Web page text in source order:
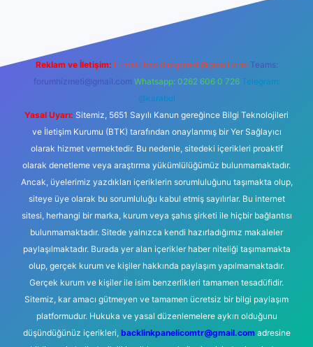
Reklam ve İletişim: E-mail: backlinkpaneli@gmail.com Teams:
forumhizmeti@gmail.com Whatsapp: 0262 606 0 726 Telegram:
@karabul
Yasal Uyarı: Sitemiz, 5651 Sayılı Kanun gereğince Bilgi Teknolojileri
ve İletişim Kurumu (BTK) tarafından onaylanmış bir Yer Sağlayıcı
olarak hizmet vermektedir. Bu nedenle, sitedeki içerikleri proaktif
olarak denetleme veya araştırma yükümlülüğümüz bulunmamaktadır.
Ancak, üyelerimiz yazdıkları içeriklerin sorumluluğunu taşımakta olup,
siteye üye olarak bu sorumluluğu kabul etmiş sayılırlar. Bu internet
sitesi, herhangi bir marka, kurum veya şahıs şirketi ile hiçbir bağlantısı
bulunmamaktadır. Sitede yalnızca kendi hazırladığımız makaleler
paylaşılmaktadır. Burada yer alan içerikler haber niteliği taşımamakta
olup, gerçek kurum ve kişiler hakkında paylaşım yapılmamaktadır.
Gerçek kurum ve kişiler ile isim benzerlikleri tamamen tesadüfidir.
Sitemiz, kar amacı gütmeyen ve tamamen ücretsiz bir bilgi paylaşım
platformudur. Hukuka ve yasal düzenlemelere aykırı olduğunu
düşündüğünüz içerikleri, backlinkpanelicomtr@gmail.comadresine